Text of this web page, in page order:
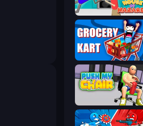
House of Hazards
Grocery Kart
Push My Chair